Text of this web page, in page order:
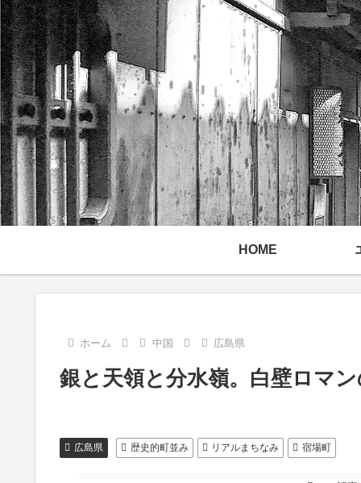
HOME
ホーム 中国 広島県
銀と天領と分水嶺。白壁ロマ
広島県 歴史的町並み リアルまちなみ 宿場町